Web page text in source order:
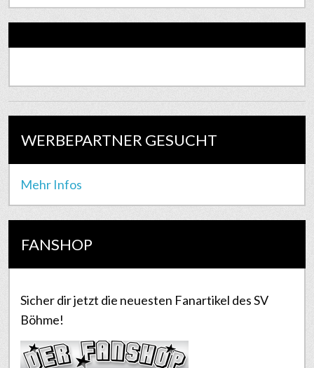
WERBEPARTNER GESUCHT
Mehr Infos
FANSHOP
Sicher dir jetzt die neuesten Fanartikel des SV
Böhme!